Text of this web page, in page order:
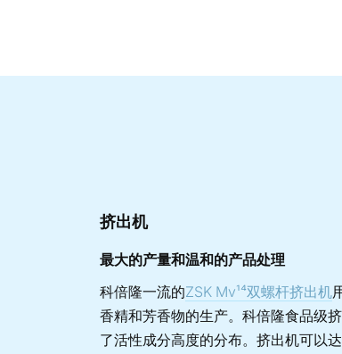
挤出机
最大的产量和温和的产品处理
科倍隆一流的ZSK Mv¹⁴双螺杆挤出机
香精和芳香物的生产。科倍隆食品级
了活性成分高度的分布。挤出机可以